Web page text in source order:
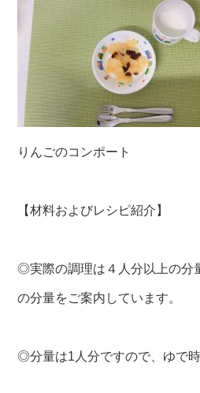
りんごのコンポート
【材料およびレシピ紹介】
◎実際の調理は４人分以上の分
の分量をご案内しています。
◎分量は1人分ですので、ゆで